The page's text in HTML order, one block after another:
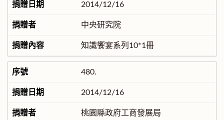
2014/12/16
中央研究院
知識饗宴系列10*1冊
480.
2014/12/16
桃園縣政府工商發展局